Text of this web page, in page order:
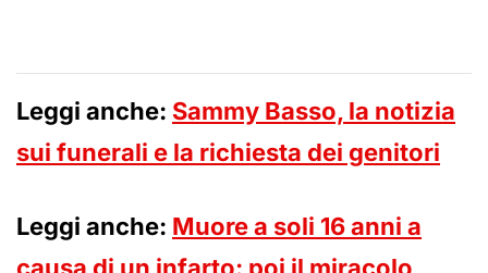
Leggi anche: Sammy Basso, la notizia
sui funerali e la richiesta dei genitori
Leggi anche: Muore a soli 16 anni a